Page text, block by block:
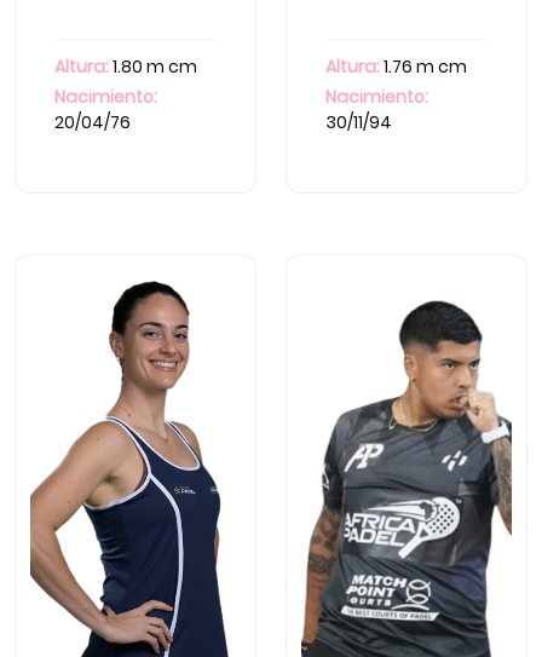
Altura:1.80 m cm
Nacimiento:
20/04/76
Altura:1.76 m cm
Nacimiento:
30/11/94